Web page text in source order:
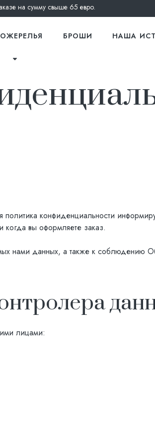
на сумму свыше 65 евро.
ОЖЕРЕЛЬЯ БРОШИ НАША
конфиденциальности
и когда вы оформляете заказ.
нами данных, а также к соблюдению
лицами: